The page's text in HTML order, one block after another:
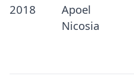
2018
Apoel
Nicosia